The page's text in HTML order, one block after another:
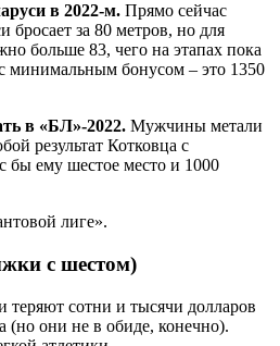
в 2022-м. Прямо сейчас
бросает за 80 метров, но для
больше 83, чего на этапах пока
минимальным бонусом – это 1350
в «БЛ»-2022. Мужчины метали
результат Котковца с
бы ему шестое место и 1000
лиге».
с шестом)